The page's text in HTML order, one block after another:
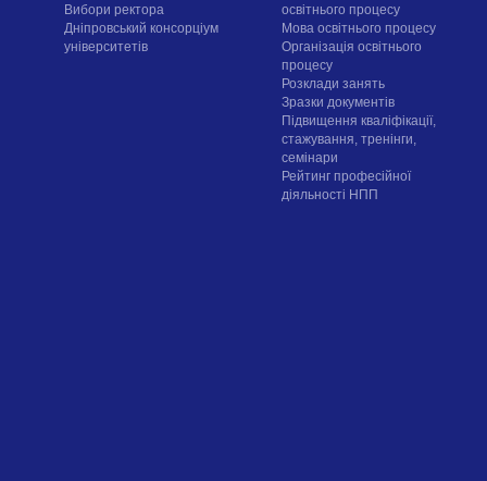
Вибори ректора
Дніпровський консорціум
університетів
освітнього процесу
Мова освітнього процесу
Організація освітнього
процесу
Розклади занять
Зразки документів
Підвищення кваліфікації,
стажування, тренінги,
семінари
Рейтинг професійної
діяльності НПП